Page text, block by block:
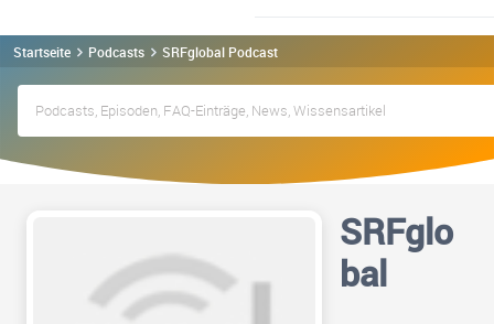
Startseite Podcasts SRFglobal Podcast
SRFglo
bal